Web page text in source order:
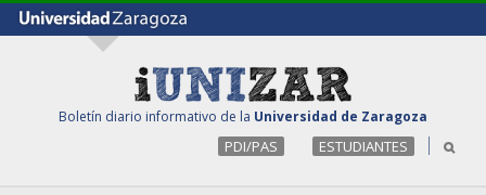
Boletín diario informativo de la Universidad de Zaragoza
PDI/PAS ESTUDIANTES